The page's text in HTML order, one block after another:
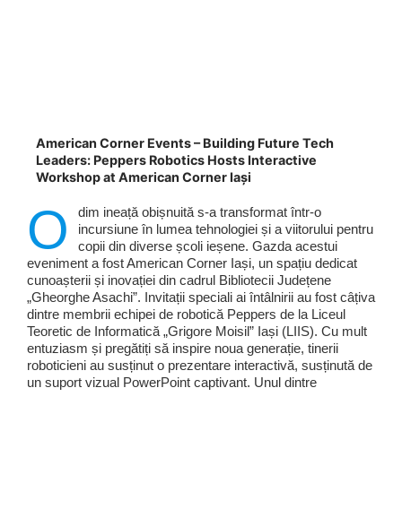
American Corner Events – Building Future Tech
Leaders: Peppers Robotics Hosts Interactive
Workshop at American Corner Iași
O
dim ineață obișnuită s-a transformat într-o
incursiune în lumea tehnologiei și a viitorului pentru
copii din diverse școli ieșene. Gazda acestui
eveniment a fost American Corner Iași, un spațiu dedicat
cunoașterii și inovației din cadrul Bibliotecii Județene
„Gheorghe Asachi”. Invitații speciali ai întâlnirii au fost câțiva
dintre membrii echipei de robotică Peppers de la Liceul
Teoretic de Informatică „Grigore Moisil” Iași (LIIS). Cu mult
entuziasm și pregătiți să inspire noua generație, tinerii
roboticieni au susținut o prezentare interactivă, susținută de
un suport vizual PowerPoint captivant. Unul dintre